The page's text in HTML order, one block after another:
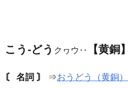
こう‐どう クヮウ‥ 【黄銅】
〘 名詞 〙 ⇒おうどう（黄銅）